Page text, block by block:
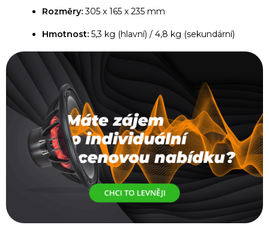
Rozměry:305 x 165 x 235 mm
Hmotnost: 5,3 kg (hlavní) / 4,8 kg (sekundární)